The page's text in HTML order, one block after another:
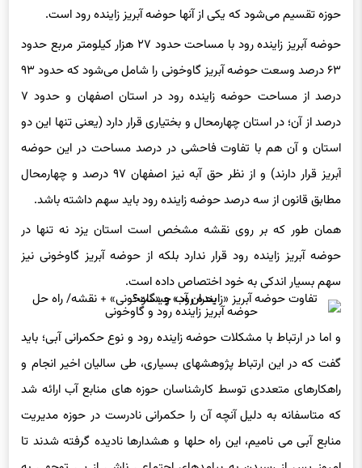
چهارمحال و بختیاری، یزد و فارس قرار دارد و این حوضه به چهار زیر
حوزه تقسیم می‌شود که یکی از آنها حوضه آبریز زاینده رود است.
حوضه آبریز زاینده رود با مساحت حدود ۲۷ هزار کیلومتر مربع حدود
۶۳ درصد وسعت حوضه آبریز گاوخونی را شامل می‌شود که حدود ۹۳
درصد از مساحت حوضه زاینده رود در استان اصفهان و حدود ۷
درصد از آن؛ در استان چهارمحال و بختیاری قرار دارد (یعنی تنها این دو
استان و آن هم با تفاوت فاحشی در درصد مساحت در این حوضه
آبریز قرار دارند) و از نظر حق آبه نیز اصفهان ۹۷ درصد و چهارمحال
مطابق قانون از سه درصد حوضه زاینده رود باید سهم داشته باشد.
همان طور که بر روی نقشه مشخص است استان یزد نه تنها در
حوضه آبریز زاینده رود قرار ندارد بلکه از حوضه آبریز گاوخونی نیز
سهم بسیار اندکی به خود اختصاص داده است.
حوضه آبریز زاینده رود و گاوخونی
و اما در ارتباط با مشکلات حوضه زاینده رود و نوع حکمرانی آبی؛ باید
گفت که در این ارتباط پژوهشهای بسیاری، طی سالیان اخیر انجام و
راهکارهای متعددی توسط کارشناسان حوزه های منابع آب ارائه شد
که متاسفانه به دلیل آنچه آن را حکمرانی نادرست در حوزه مدیریت